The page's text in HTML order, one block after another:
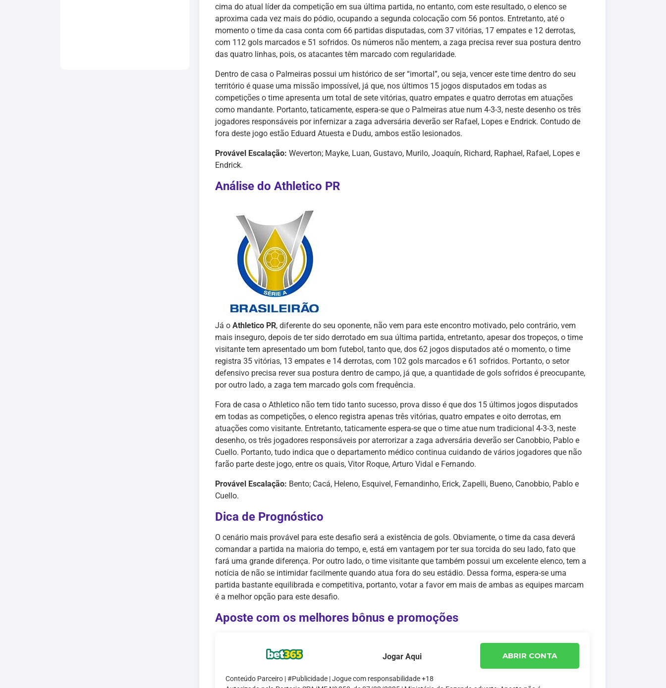
cima do atual líder da competição em sua última partida, no entanto, com este resultado, o elenco se
aproxima cada vez mais do pódio, ocupando a segunda colocação com 56 pontos. Entretanto, até o
momento o time da casa conta com 66 partidas disputadas, com 37 vitórias, 17 empates e 12 derrotas,
com 112 gols marcados e 51 sofridos. Os números não mentem, a zaga precisa rever sua postura dentro
das quatro linhas, pois, os atacantes têm marcado com regularidade.
Dentro de casa o Palmeiras possui um histórico de ser “imortal”, ou seja, vencer este time dentro do seu
território é quase uma missão impossível, já que, nos últimos 15 jogos disputados em todas as
competições o time apresenta um total de sete vitórias, quatro empates e quatro derrotas em atuações
como mandante. Portanto, taticamente, espera-se que o Palmeiras atue num 4-3-3, neste desenho os três
jogadores responsáveis por infernizar a zaga adversária deverão ser Rafael, Lopes e Endrick. Contudo de
fora deste jogo estão Eduard Atuesta e Dudu, ambos estão lesionados.
Provável Escalação: Weverton; Mayke, Luan, Gustavo, Murilo, Joaquín, Richard, Raphael, Rafael, Lopes e
Endrick.
Análise do Athletico PR
Já o Athletico PR, diferente do seu oponente, não vem para este encontro motivado, pelo contrário, vem
mais inseguro, depois de ter sido derrotado em sua última partida, entretanto, apesar dos tropeços, o time
visitante tem apresentado um bom futebol, tanto que, dos 62 jogos disputados até o momento, o time
registra 35 vitórias, 13 empates e 14 derrotas, com 102 gols marcados e 61 sofridos. Portanto, o setor
defensivo precisa rever sua postura dentro de campo, já que, a quantidade de gols sofridos é preocupante,
por outro lado, a zaga tem marcado gols com frequência.
Fora de casa o Athletico não tem tido tanto sucesso, prova disso é que dos 15 últimos jogos disputados
em todas as competições, o elenco registra apenas três vitórias, quatro empates e oito derrotas, em
atuações como visitante. Entretanto, taticamente espera-se que o time atue num tradicional 4-3-3, neste
desenho, os três jogadores responsáveis por aterrorizar a zaga adversária deverão ser Canobbio, Pablo e
Cuello. Portanto, tudo indica que o departamento médico continua cuidando de vários jogadores que não
farão parte deste jogo, entre os quais, Vitor Roque, Arturo Vidal e Fernando.
Provável Escalação: Bento; Cacá, Heleno, Esquivel, Fernandinho, Erick, Zapelli, Bueno, Canobbio, Pablo e
Cuello.
Dica de Prognóstico
O cenário mais provável para este desafio será a existência de gols. Obviamente, o time da casa deverá
comandar a partida na maioria do tempo, e, está em vantagem por ter sua torcida do seu lado, fato que
fará uma grande diferença. Por outro lado, o time visitante que também possui um excelente elenco, tem a
notícia de não se intimidar facilmente quando atua fora do seu estádio. Dessa forma, espera-se uma
partida bastante equilibrada e competitiva, portanto, votar a favor em mais de ambas as equipes marcam
é a melhor opção para este desafio.
Aposte com os melhores bônus e promoções
Jogar Aqui ABRIR CONTA
Conteúdo Parceiro | #Publicidade | Jogue com responsabilidade +18